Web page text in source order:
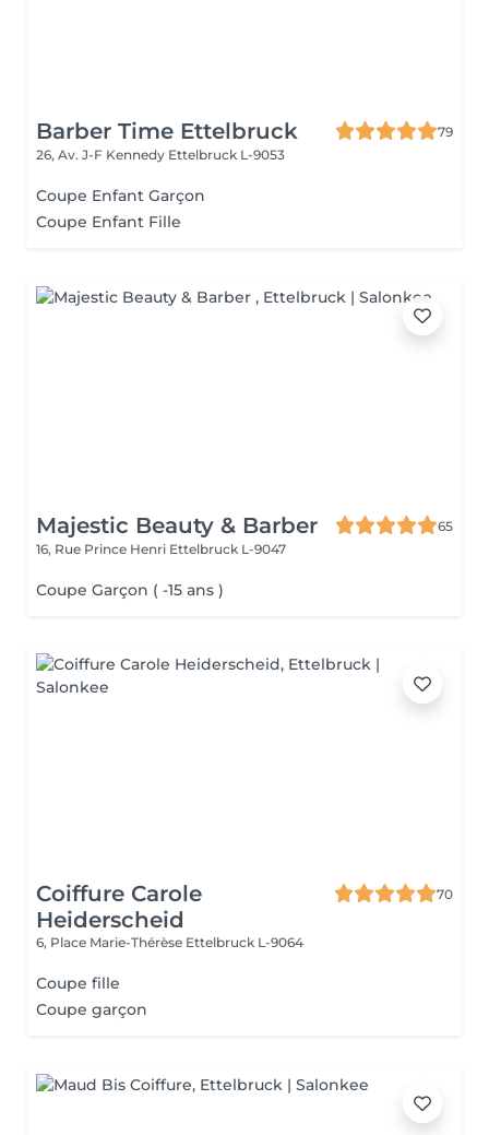
Barber Time Ettelbruck
79
26, Av. J-F Kennedy Ettelbruck L-9053
Coupe Enfant Garçon
Coupe Enfant Fille
Majestic Beauty & Barber
65
16, Rue Prince Henri Ettelbruck L-9047
Coupe Garçon ( -15 ans )
Coiffure Carole
Heiderscheid
70
6, Place Marie-Thérèse Ettelbruck L-9064
Coupe fille
Coupe garçon